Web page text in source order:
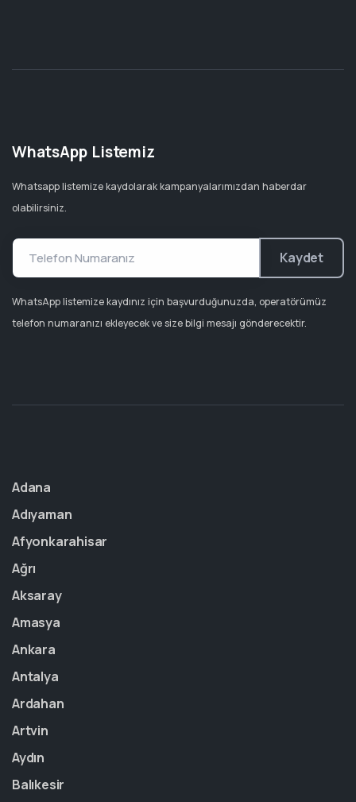
WhatsApp Listemiz
Whatsapp listemize kaydolarak kampanyalarımızdan haberdar
olabilirsiniz.
Kaydet
WhatsApp listemize kaydınız için başvurduğunuzda, operatörümüz
telefon numaranızı ekleyecek ve size bilgi mesajı gönderecektir.
Adana
Adıyaman
Afyonkarahisar
Ağrı
Aksaray
Amasya
Ankara
Antalya
Ardahan
Artvin
Aydın
Balıkesir